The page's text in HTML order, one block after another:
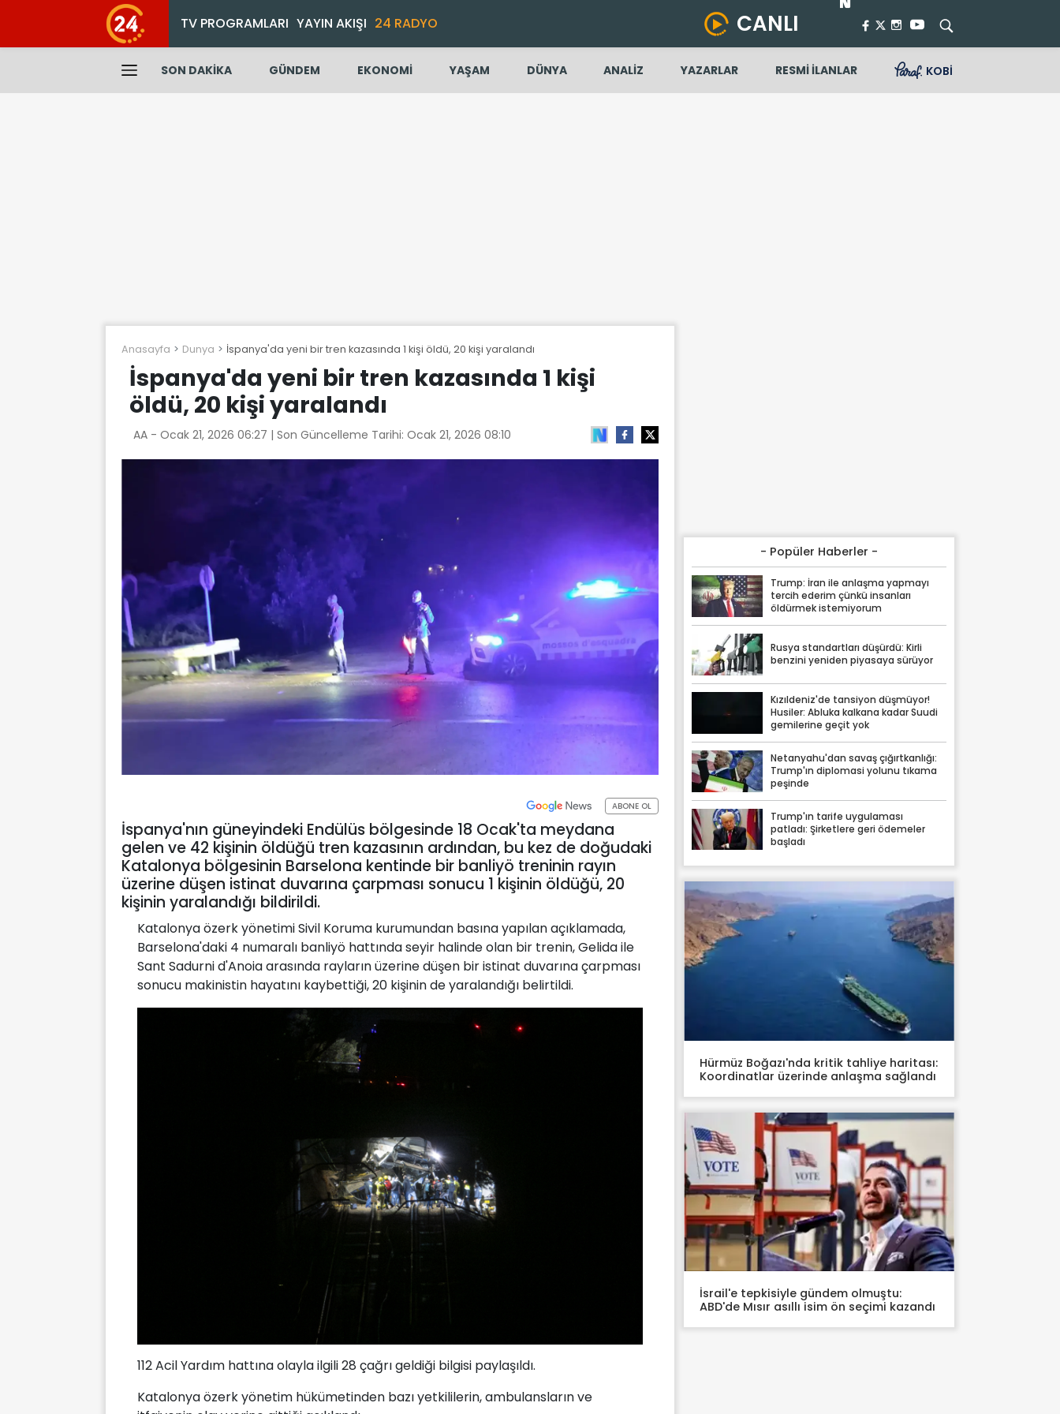
TV PROGRAMLARI YAYIN AKIŞI 24 RADYO CANLI
SON DAKİKA GÜNDEM EKONOMİ YAŞAM DÜNYA ANALİZ YAZARLAR RESMİ İLANLAR KOBİ
Anasayfa Dunya İspanya'da yeni bir tren kazasında 1 kişi öldü, 20 kişi yaralandı
İspanya'da yeni bir tren kazasında 1 kişi
öldü, 20 kişi yaralandı
AA - Ocak 21, 2026 06:27 | Son Güncelleme Tarihi: Ocak 21, 2026 08:10
ABONE OL
İspanya'nın güneyindeki Endülüs bölgesinde 18 Ocak'ta meydana
gelen ve 42 kişinin öldüğü tren kazasının ardından, bu kez de doğudaki
Katalonya bölgesinin Barselona kentinde bir banliyö treninin rayın
üzerine düşen istinat duvarına çarpması sonucu 1 kişinin öldüğü, 20
kişinin yaralandığı bildirildi.
Katalonya özerk yönetimi Sivil Koruma kurumundan basına yapılan açıklamada,
Barselona'daki 4 numaralı banliyö hattında seyir halinde olan bir trenin, Gelida ile
Sant Sadurni d'Anoia arasında rayların üzerine düşen bir istinat duvarına çarpması
sonucu makinistin hayatını kaybettiği, 20 kişinin de yaralandığı belirtildi.
112 Acil Yardım hattına olayla ilgili 28 çağrı geldiği bilgisi paylaşıldı.
Katalonya özerk yönetim hükümetinden bazı yetkililerin, ambulansların ve
- Popüler Haberler -
Trump: İran ile anlaşma yapmayı
tercih ederim çünkü insanları
öldürmek istemiyorum
Rusya standartları düşürdü: Kirli
benzini yeniden piyasaya sürüyor
Kızıldeniz'de tansiyon düşmüyor!
Husiler: Abluka kalkana kadar Suudi
gemilerine geçit yok
Netanyahu'dan savaş çığırtkanlığı:
Trump'ın diplomasi yolunu tıkama
peşinde
Trump'ın tarife uygulaması
patladı: Şirketlere geri ödemeler
başladı
Hürmüz Boğazı'nda kritik tahliye haritası:
Koordinatlar üzerinde anlaşma sağlandı
İsrail'e tepkisiyle gündem olmuştu:
ABD'de Mısır asıllı isim ön seçimi kazandı